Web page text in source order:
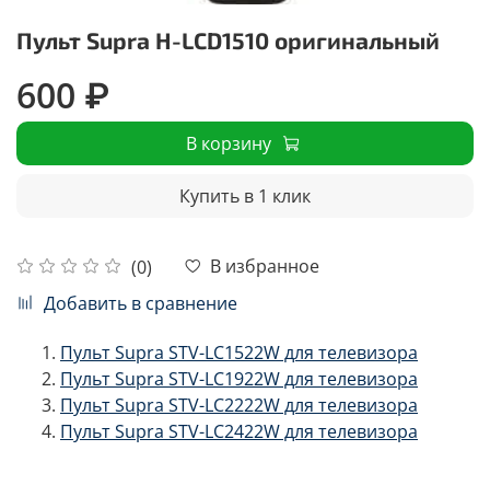
Пульт Supra H-LCD1510 оригинальный
(0)
В избранное
Добавить в сравнение
600 ₽
В корзину
Купить в 1 клик
Пульт Supra STV-LC1522W для телевизора
Пульт Supra STV-LC1922W для телевизора
Пульт Supra STV-LC2222W для телевизора
Пульт Supra STV-LC2422W для телевизора